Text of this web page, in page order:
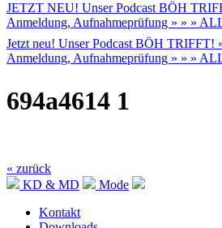
JETZT NEU! Unser Podcast BÖH
Anmeldung, Aufnahmeprüfung » » »
Jetzt neu! Unser Podcast BÖH
Anmeldung, Aufnahmeprüfung » » »
694a4614 1
« zurück
KD & MD
Mode
Kontakt